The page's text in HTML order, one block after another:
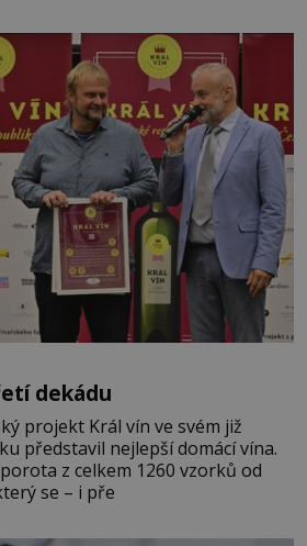
dekádu
projekt Král vín ve svém již
představil nejlepší domácí vína.
z celkem 1260 vzorků od
vín, který se – i pře